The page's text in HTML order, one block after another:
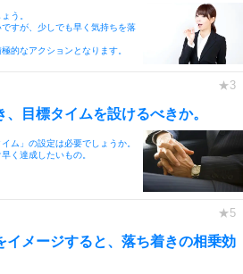
う。
すが、少しでも早く気持ちを落
的なアクションとなります。
目標タイムを設けるべきか。
ム」の設定は必要でしょうか。
く達成したいもの。
イメージすると、落ち着きの相乗効